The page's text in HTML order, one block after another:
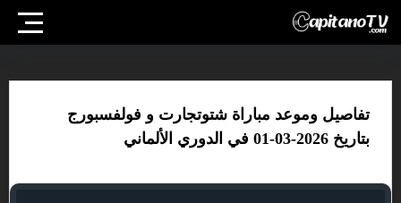
تفاصيل وموعد مباراة شتوتجارت و فولفسبورج
بتاريخ 2026-03-01 في الدوري الألماني